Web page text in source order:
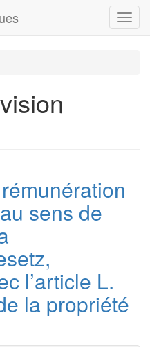
sens de
l’article L.
la propriété